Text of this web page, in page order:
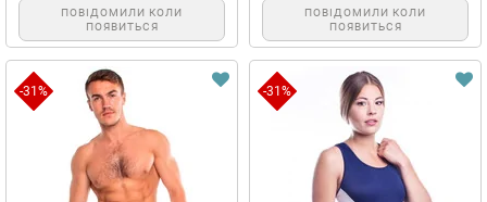
ПОВІДОМИЛИ КОЛИ
ПОЯВИТЬСЯ
ПОВІДОМИЛИ КОЛИ
ПОЯВИТЬСЯ
-31% -31%